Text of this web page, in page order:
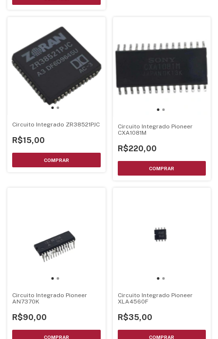
Circuito Integrado ZR38521PJC
R$15,00
Circuito Integrado Pioneer
CXA1081M
R$220,00
Circuito Integrado Pioneer
AN7370K
R$90,00
Circuito Integrado Pioneer
XLA4560F
R$35,00